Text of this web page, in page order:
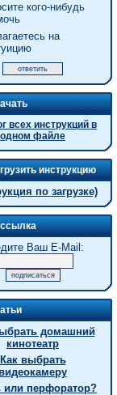
кого-нибудь
на
всех инструкций в
одном файле
инструкцию
по загрузке)
Ваш E-Mail:
домашний
кинотеатр
Как выбрать
видеокамеру
или перфоратор?